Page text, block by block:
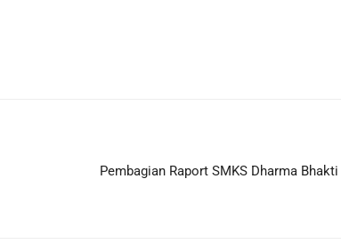
Pembagian Raport SMKS Dharma